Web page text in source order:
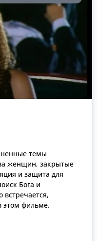
темы
женщин, закрытые
и защита для
Бога и
встречается,
этом фильме.